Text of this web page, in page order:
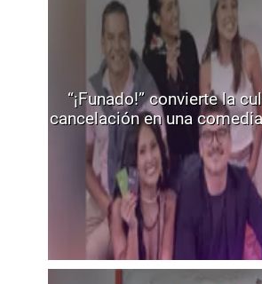
“¡Funado!” convierte la
cancelación en una